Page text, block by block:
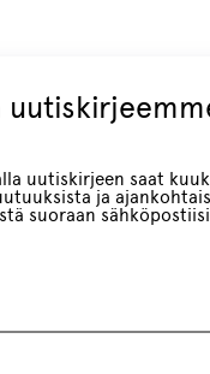
uutiskirjeen saat
ja
suoraan